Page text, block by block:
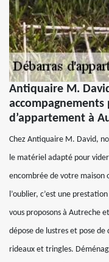
Antiquaire M.
d’appartement à
Chez Antiquaire M. David,
le matériel adapté pour
encombrée de votre
l’oublier, c’est une
vous proposons à Autreche
dépose de lustres et pose de
rideaux et tringles.